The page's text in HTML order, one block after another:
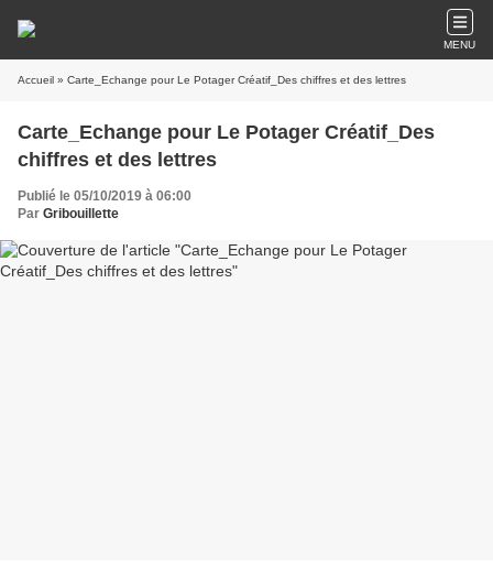
MENU
Accueil » Carte_Echange pour Le Potager Créatif_Des chiffres et des lettres
Carte_Echange pour Le Potager Créatif_Des
chiffres et des lettres
Publié le 05/10/2019 à 06:00
Par Gribouillette